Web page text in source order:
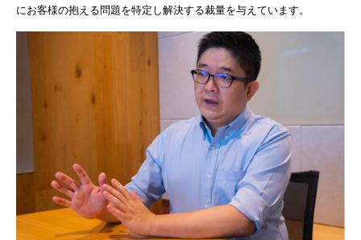
にお客様の抱える問題を特定し解決する裁量を与えています。